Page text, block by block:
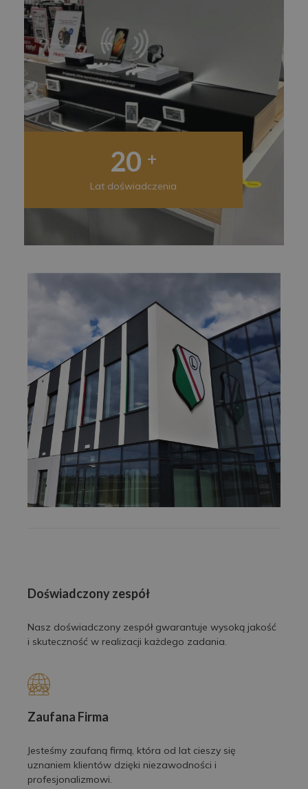
20 +
Lat doświadczenia
Doświadczony zespół
Nasz doświadczony zespół gwarantuje wysoką jakość
i skuteczność w realizacji każdego zadania.
Zaufana Firma
Jesteśmy zaufaną firmą, która od lat cieszy się
uznaniem klientów dzięki niezawodności i
profesjonalizmowi.